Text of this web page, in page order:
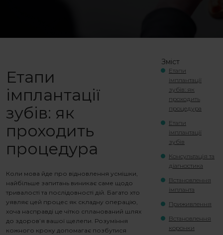
Етапи
імплантації
зубів: як
проходить
процедура
Коли мова йде про відновлення усмішки,
найбільше запитань виникає саме щодо
тривалості та послідовності дій. Багато хто
уявляє цей процес як складну операцію,
хоча насправді це чітко спланований шлях
до здоров’я вашої щелепи. Розуміння
кожного кроку допомагає позбутися
Зміст
Етапи
імплантації
зубів: як
проходить
процедура
Етапи
імплантації
зубів
Консультація та
діагностика
Встановлення
імпланта
Приживлення
Встановлення
коронки